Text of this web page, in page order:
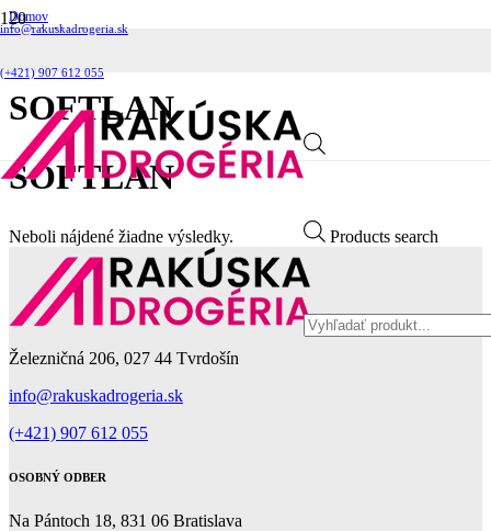
info@rakuskadrogeria.sk
(+421) 907 612 055
Products search
Domov
Produkt Výrobca
SOFTLAN
SOFTLAN
Neboli nájdené žiadne výsledky.
Železničná 206, 027 44 Tvrdošín
info@rakuskadrogeria.sk
(+421) 907 612 055
OSOBNÝ ODBER
Na Pántoch 18, 831 06 Bratislava